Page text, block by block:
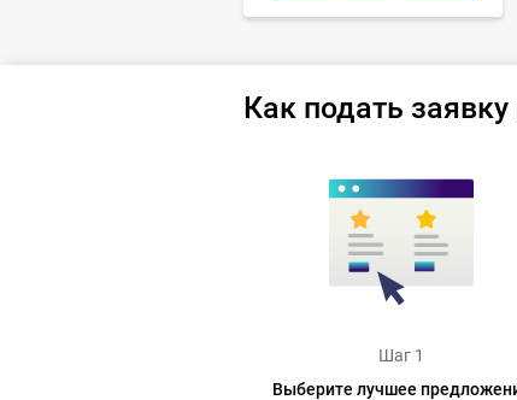
Как подать
Шаг 1
Выберите лучшее